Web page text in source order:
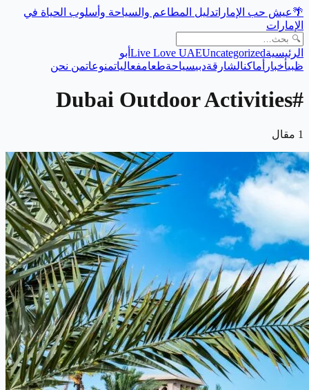
🌴عيش حب الإماراتدليل المطاعم والسياحة وأسلوب الحياة في
الإمارات
الرئيسية Live Love UAEUncategorized
أبو
ظبيأخبار أماكنالشارقةدبيسياحةطعامفعالياتمنوعاتمن نحن
#
Dubai Outdoor Activities
1 مقال